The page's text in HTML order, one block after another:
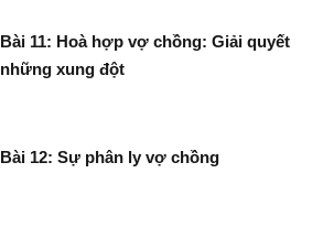
Bài 11: Hoà hợp vợ chồng: Giải quyết
những xung đột
Bài 12: Sự phân ly vợ chồng